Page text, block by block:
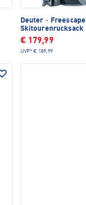
Deuter ·
Skitourenrucksack
€ 179,99
UVP* € 189,99